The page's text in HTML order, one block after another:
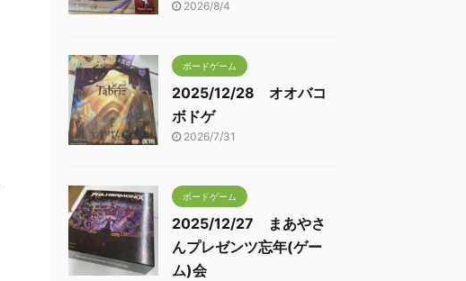
2026/8/4
ボードゲーム
2025/12/28 オオバコ
ボドゲ
2026/7/31
ボードゲーム
2025/12/27 まあやさ
んプレゼンツ忘年(ゲー
ム)会